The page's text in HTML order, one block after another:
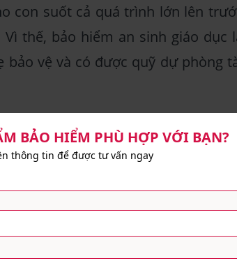
con suốt cả quá trình lớn lên
thế, bảo hiểm an sinh giáo dục
vệ và có được quỹ dự phòng
mẹ nên tham gia bảo hiểm an sinh
những rủi ro về sức khỏe.
chính đi kèm với sản phẩm bổ
nằm viện và chăm sóc sức khỏe